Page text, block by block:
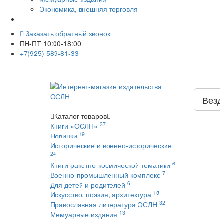
Экономика, внешняя торговля
Заказать обратный звонок
ПН-ПТ 10:00-18:00
+7(925) 589-81-33
Каталог товаров
Книги «ОСЛН» 37
Новинки 19
Исторические и военно-исторические
24
Книги ракетно-космической тематики 6
Военно-промышленный комплекс 7
Для детей и родителей 6
Искусство, поэзия, архитектура 15
Православная литература ОСЛН 32
Мемуарные издания 13